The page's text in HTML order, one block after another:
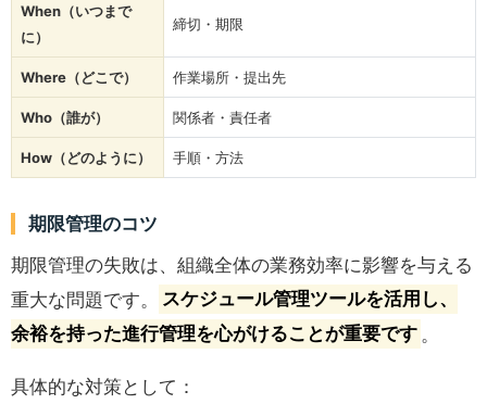
When（いつまで
に）
締切・期限
Where（どこで） 作業場所・提出先
Who（誰が） 関係者・責任者
How（どのように） 手順・方法
期限管理のコツ
期限管理の失敗は、組織全体の業務効率に影響を与える
重大な問題です。
スケジュール管理ツールを活用し、
余裕を持った進行管理を心がけることが重要です 。
具体的な対策として：